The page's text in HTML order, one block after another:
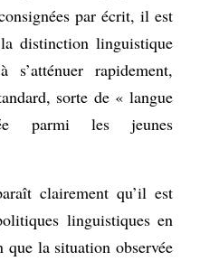
par écrit, il est
distinction linguistique
rapidement,
sorte de « langue
parmi les jeunes
clairement qu’il est
linguistiques en
que la situation observée